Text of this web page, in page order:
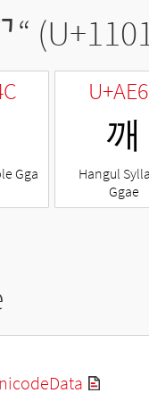
“
Gga
깨
Hangul
Ggae